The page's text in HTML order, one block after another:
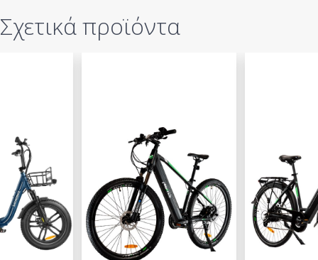
Σχετικά προϊόντα